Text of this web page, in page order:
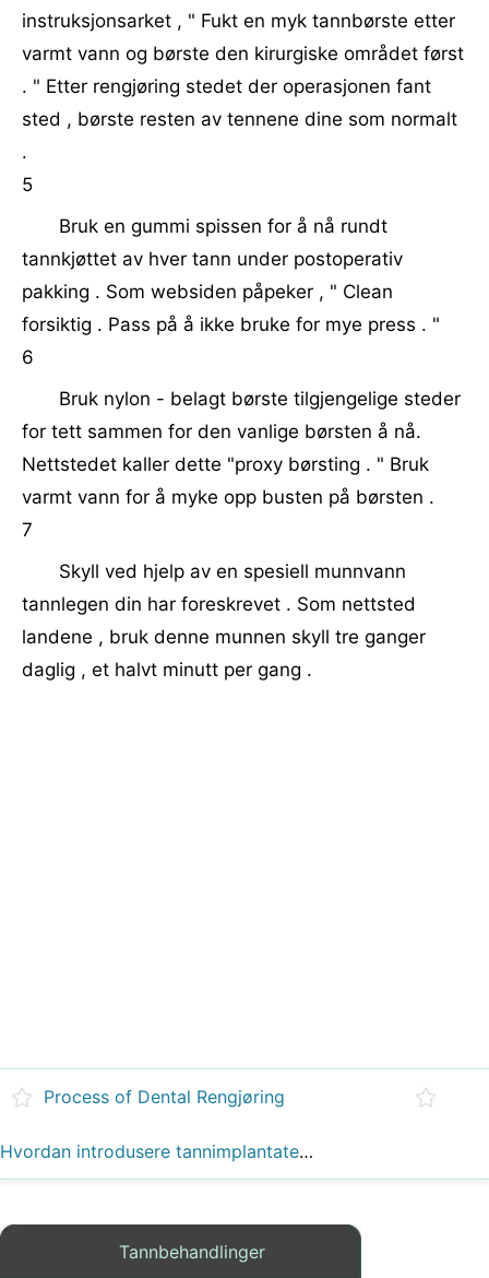
instruksjonsarket , " Fukt en myk tannbørste etter
varmt vann og børste den kirurgiske området først
. " Etter rengjøring stedet der operasjonen fant
sted , børste resten av tennene dine som normalt
.
5
Bruk en gummi spissen for å nå rundt
tannkjøttet av hver tann under postoperativ
pakking . Som websiden påpeker , " Clean
forsiktig . Pass på å ikke bruke for mye press . "
6
Bruk nylon - belagt børste tilgjengelige steder
for tett sammen for den vanlige børsten å nå.
Nettstedet kaller dette "proxy børsting . " Bruk
varmt vann for å myke opp busten på børsten .
7
Skyll ved hjelp av en spesiell munnvann
tannlegen din har foreskrevet . Som nettsted
landene , bruk denne munnen skyll tre ganger
daglig , et halvt minutt per gang .
Process of Dental Rengjøring
Hvordan introdusere tannimplantater i vår daglige praksis
Tannbehandlinger